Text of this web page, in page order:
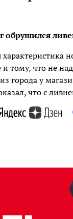
тому, что не
города у
что с